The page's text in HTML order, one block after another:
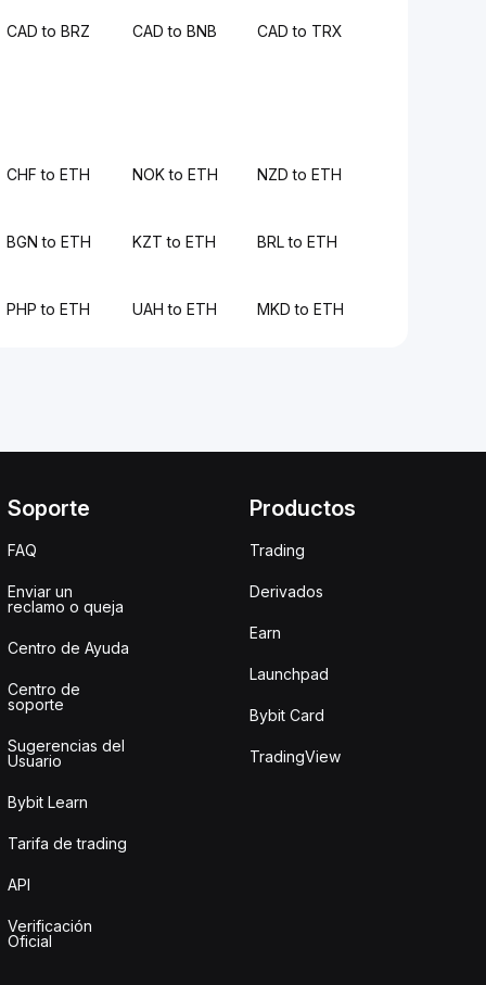
CAD to BRZ CAD to BNB CAD to TRX
CHF to ETH NOK to ETH NZD to ETH
BGN to ETH KZT to ETH BRL to ETH
PHP to ETH UAH to ETH MKD to ETH
Soporte
FAQ
Enviar un
reclamo o queja
Centro de Ayuda
Centro de
soporte
Sugerencias del
Usuario
Bybit Learn
Tarifa de trading
API
Verificación
Oficial
Productos
Trading
Derivados
Earn
Launchpad
Bybit Card
TradingView